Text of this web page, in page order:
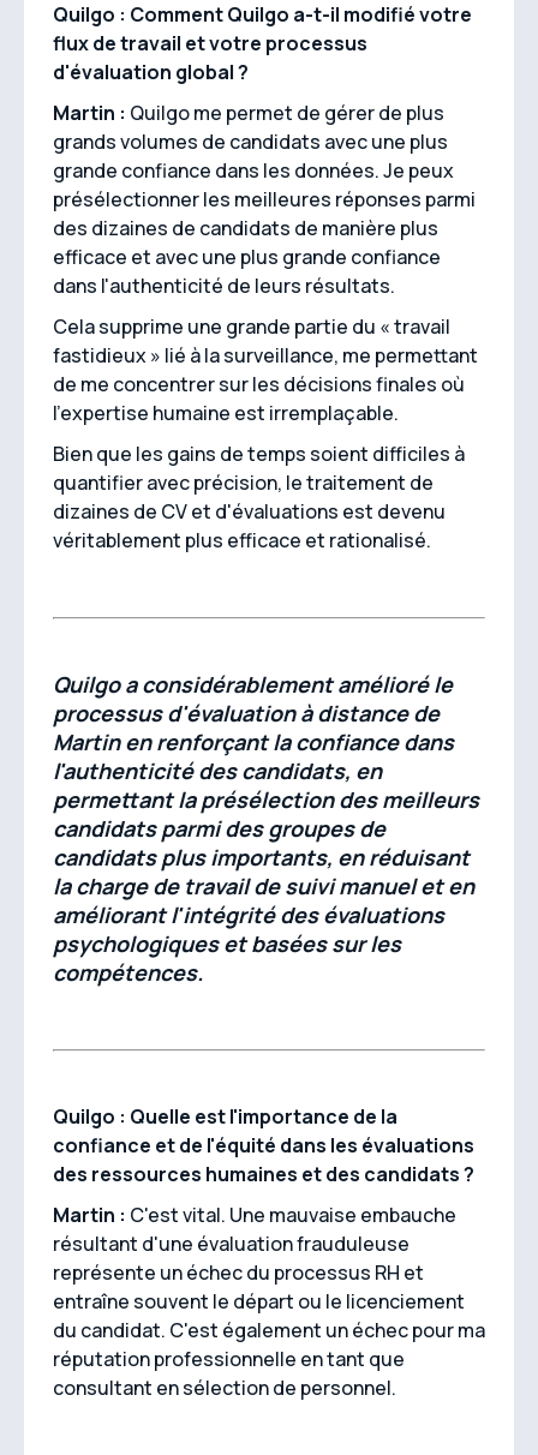
Quilgo : Comment Quilgo a-t-il modifié votre
flux de travail et votre processus
d'évaluation global ?
Martin : Quilgo me permet de gérer de plus
grands volumes de candidats avec une plus
grande confiance dans les données. Je peux
présélectionner les meilleures réponses parmi
des dizaines de candidats de manière plus
efficace et avec une plus grande confiance
dans l'authenticité de leurs résultats.
Cela supprime une grande partie du « travail
fastidieux » lié à la surveillance, me permettant
de me concentrer sur les décisions finales où
l'expertise humaine est irremplaçable.
Bien que les gains de temps soient difficiles à
quantifier avec précision, le traitement de
dizaines de CV et d'évaluations est devenu
véritablement plus efficace et rationalisé.
Quilgo a considérablement amélioré le
processus d'évaluation à distance de
Martin en renforçant la confiance dans
l'authenticité des candidats, en
permettant la présélection des meilleurs
candidats parmi des groupes de
candidats plus importants, en réduisant
la charge de travail de suivi manuel et en
améliorant l'intégrité des évaluations
psychologiques et basées sur les
compétences.
Quilgo : Quelle est l'importance de la
confiance et de l'équité dans les évaluations
des ressources humaines et des candidats ?
Martin : C'est vital. Une mauvaise embauche
résultant d'une évaluation frauduleuse
représente un échec du processus RH et
entraîne souvent le départ ou le licenciement
du candidat. C'est également un échec pour ma
réputation professionnelle en tant que
consultant en sélection de personnel.